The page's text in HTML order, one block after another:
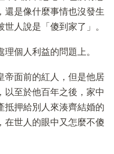
還是像什麼事情也沒發生
人說是「傻到家了」。
個人利益的問題上。
帝面前的紅人，但是他居
以至於他百年之後，家中
抵押給別人來湊齊結婚的
在世人的眼中又怎麼不傻